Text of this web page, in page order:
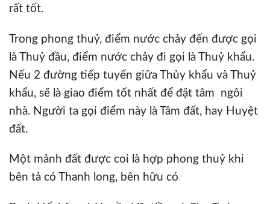
rất tốt.
Trong phong thuỷ, điểm nước chảy đến được gọi
là Thuỷ đầu, điểm nước chảy đi gọi là Thuỷ khẩu.
Nếu 2 đường tiếp tuyến giữa Thủy khẩu và Thuỷ
khẩu, sẽ là giao điểm tốt nhất để đặt tâm ngôi
nhà. Người ta gọi điểm này là Tâm đất, hay Huyệt
đất.
Một mảnh đất được coi là hợp phong thuỷ khi
bên tả có Thanh long, bên hữu có